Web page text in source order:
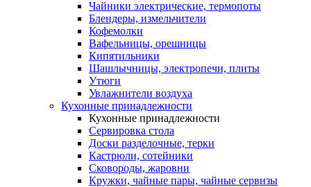
Чайники электрические, термопоты
Блендеры, измельчители
Кофемолки
Вафельницы, орешницы
Кипятильники
Шашлычницы, электропечи, плиты
Утюги
Увлажнители воздуха
Кухонные принадлежности
Кухонные принадлежности
Сервировка стола
Доски разделочные, терки
Кастрюли, сотейники
Сковороды, жаровни
Кружки, чайные пары, чайные сервизы